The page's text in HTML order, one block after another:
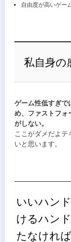
自由度が高いゲー
私自身の
ゲーム性低すぎで
め、ファストフォ
がしない。
ここがダメだよテ
いと思います。
いいハン
けるハン
たなけれ